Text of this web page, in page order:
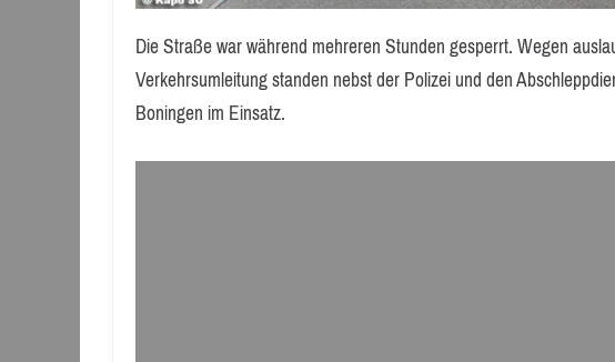
Die Straße war während mehreren Stunden gesperrt. Wegen
Verkehrsumleitung standen nebst der Polizei und den
Boningen im Einsatz.